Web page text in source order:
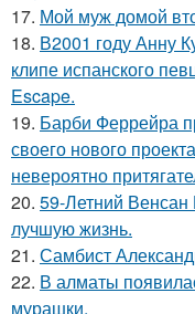
17. Мой муж домой
18. В2001 году Анну
клипе испанского
Escape.
19. Барби Феррейра
своего нового
невероятно
20. 59-Летний Венсан
лучшую жизнь.
21. Самбист
22. В алматы
мурашки.